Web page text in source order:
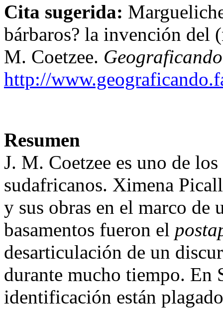
Cita sugerida:
bárbaros? la invención del
M. Coetzee.
http://
Resumen
J. M. Coetzee es uno de
sudafricanos. Ximena
y sus obras en el marco
basamentos fueron el
desarticulación de un
durante mucho tiempo. En
identificación están